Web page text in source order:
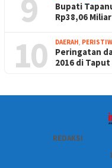
9
Bupati
Rp38,06
10 DAERAH,
Peringatan
2016 di Taput
REDAKSI